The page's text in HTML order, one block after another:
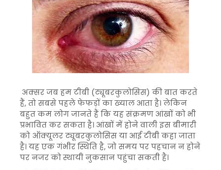
अक्सर जब हम टीबी (ट्यूबरकुलोसिस) की बात करते
हैं, तो सबसे पहले फेफड़ों का ख्याल आता है। लेकिन
बहुत कम लोग जानते हैं कि यह संक्रमण आंखों को भी
प्रभावित कर सकता है। आंखों में होने वाली इस बीमारी
को ऑक्यूलर ट्यूबरकुलोसिस या आई टीबी कहा जाता
है। यह एक गंभीर स्थिति है, जो समय पर पहचान न होने
पर नजर को स्थायी नुकसान पहुंचा सकती है।